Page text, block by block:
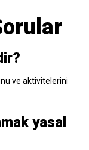
ve aktivitelerini
yasal